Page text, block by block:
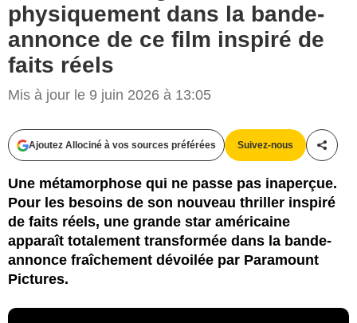
physiquement dans la bande-
annonce de ce film inspiré de
faits réels
Mis à jour le 9 juin 2026 à 13:05
Ajoutez Allociné à vos sources préférées Suivez-nous
Une métamorphose qui ne passe pas inaperçue.
Pour les besoins de son nouveau thriller inspiré
de faits réels, une grande star américaine
apparaît totalement transformée dans la bande-
annonce fraîchement dévoilée par Paramount
Pictures.